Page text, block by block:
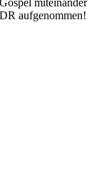
miteinander
aufgenommen!